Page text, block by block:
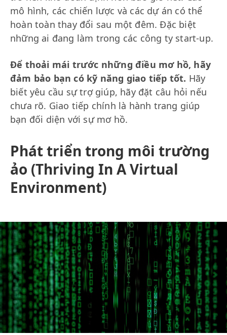
mô hình, các chiến lược và các dự án có thể
hoàn toàn thay đổi sau một đêm. Đặc biệt
những ai đang làm trong các công ty start-up.
Để thoải mái trước những điều mơ hồ, hãy
đảm bảo bạn có kỹ năng giao tiếp tốt. Hãy
biết yêu cầu sự trợ giúp, hãy đặt câu hỏi nếu
chưa rõ. Giao tiếp chính là hành trang giúp
bạn đối diện với sự mơ hồ.
Phát triển trong môi trường
ảo (Thriving In A Virtual
Environment)